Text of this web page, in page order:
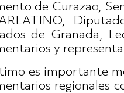
de Curazao,
de Granada,
y
es importante
regionales